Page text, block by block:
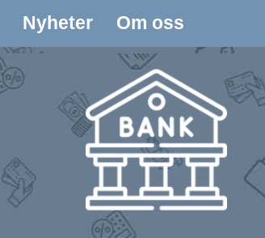
Nyheter Om oss